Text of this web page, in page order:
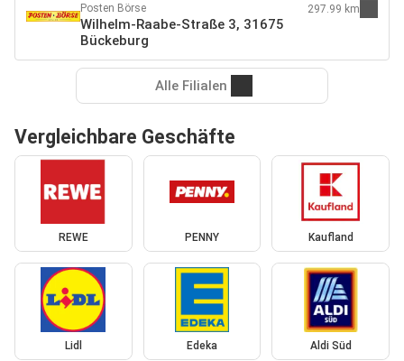
Posten Börse
Wilhelm-Raabe-Straße 3, 31675
Bückeburg
297.99 km
Alle Filialen
Vergleichbare Geschäfte
REWE PENNY Kaufland
Lidl Edeka Aldi Süd